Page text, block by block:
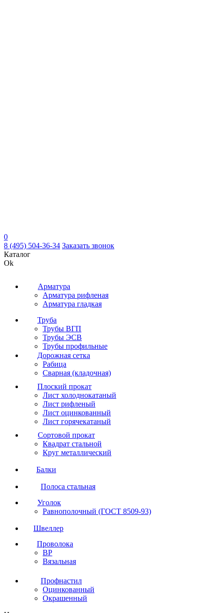
0
8 (495) 504-36-34 Заказать звонок
Каталог
Ok
Арматура
Арматура рифленая
Арматура гладкая
Труба
Трубы ВГП
Трубы ЭСВ
Трубы профильные
Дорожная сетка
Рабица
Сварная (кладочная)
Плоский прокат
Лист холоднокатаный
Лист рифленый
Лист оцинкованный
Лист горячекатаный
Сортовой прокат
Квадрат стальной
Круг металлический
Балки
Полоса стальная
Уголок
Равнополочный (ГОСТ 8509-93)
Швеллер
Проволока
ВР
Вязальная
Профнастил
Оцинкованный
Окрашенный